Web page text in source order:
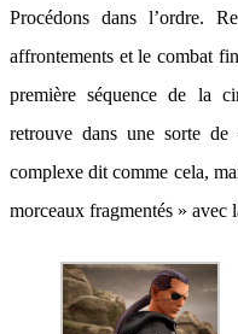
Procédons dans l’ordre.
affrontements et le combat
première séquence de la
retrouve dans une sorte de
complexe dit comme cela,
morceaux fragmentés » avec